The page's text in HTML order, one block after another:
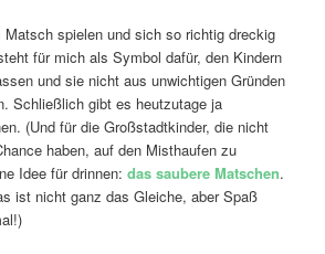
spielen und sich so richtig dreckig
für mich als Symbol dafür, den Kindern
und sie nicht aus unwichtigen Gründen
Schließlich gibt es heutzutage ja
(Und für die Großstadtkinder, die nicht
haben, auf den Misthaufen zu
Idee für drinnen: das saubere Matschen.
ist nicht ganz das Gleiche, aber Spaß